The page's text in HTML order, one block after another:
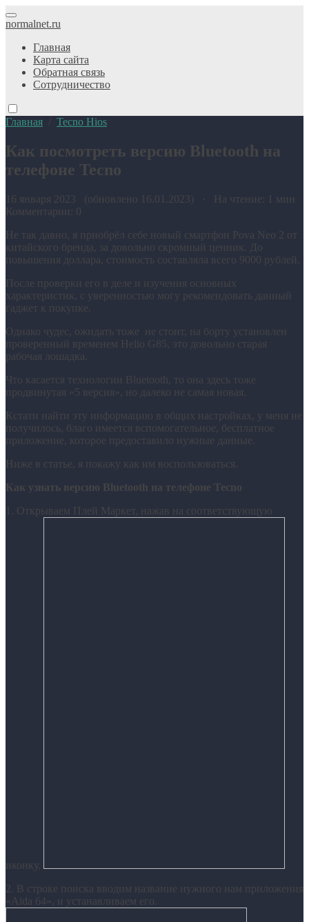
normalnet.ru
Главная
Карта сайта
Обратная связь
Сотрудничество
Главная Tecno Hios
Как посмотреть версию Bluetooth на
телефоне Tecno
16 января 2023 (обновлено 16.01.2023) · На чтение: 1 мин
Комментарии: 0
Не так давно, я приобрёл себе новый смартфон Pova Neo 2 от
китайского бренда, за довольно скромный ценник. До
повышения доллара, стоимость составляла всего 9000 рублей.
После проверки его в деле и изучения основных
характеристик, с уверенностью могу рекомендовать данный
гаджет к покупке.
Однако чудес, ожидать тоже не стоит, на борту установлен
проверенный временем Helio G85, это довольно старая
рабочая лошадка.
Что касается технологии Bluetooth, то она здесь тоже
продвинутая «5 версия», но далеко не самая новая.
Кстати найти эту информацию в общих настройках, у меня не
получилось, благо имеется вспомогательное, бесплатное
приложение, которое предоставило нужные данные.
Ниже в статье, я покажу как им воспользоваться.
Как узнать версию Bluetooth на телефоне Tecno
1. Открываем Плей Маркет, нажав на соответствующую
иконку.
2. В строке поиска вводим название нужного нам приложения
«Aida 64», и устанавливаем его.